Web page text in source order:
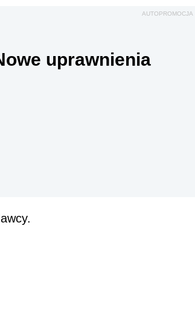
AUTOPROMOCJA
uprawnienia